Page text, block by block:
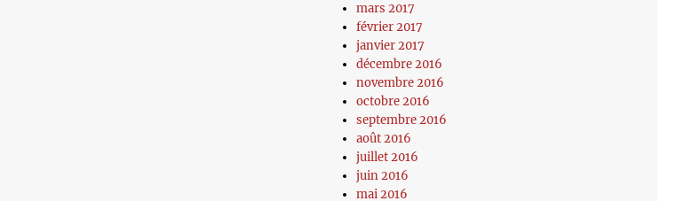
mars 2017
février 2017
janvier 2017
décembre 2016
novembre 2016
octobre 2016
septembre 2016
août 2016
juillet 2016
juin 2016
mai 2016